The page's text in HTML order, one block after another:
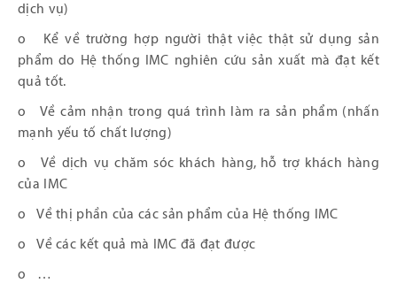
dịch vụ)
o Kể về trường hợp người thật việc thật sử dụng sản
phẩm do Hệ thống IMC nghiên cứu sản xuất mà đạt kết
quả tốt.
o Về cảm nhận trong quá trình làm ra sản phẩm (nhấn
mạnh yếu tố chất lượng)
o Về dịch vụ chăm sóc khách hàng, hỗ trợ khách hàng
của IMC
o Về thị phần của các sản phẩm của Hệ thống IMC
o Về các kết quả mà IMC đã đạt được
o …